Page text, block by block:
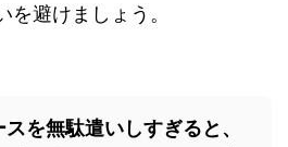
を避けましょう。
スを無駄遣いしすぎると、